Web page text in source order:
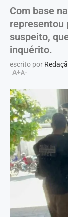
Com base
representou
suspeito,
inquérito.
escrito por
A+A-